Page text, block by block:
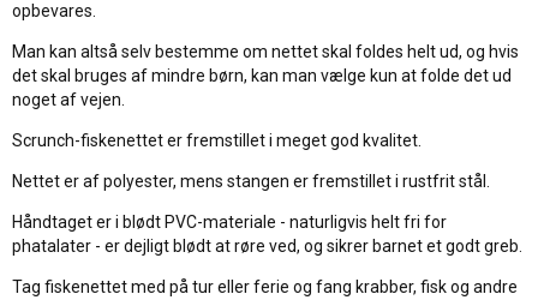
opbevares.
Man kan altså selv bestemme om nettet skal foldes helt ud, og hvis
det skal bruges af mindre børn, kan man vælge kun at folde det ud
noget af vejen.
Scrunch-fiskenettet er fremstillet i meget god kvalitet.
Nettet er af polyester, mens stangen er fremstillet i rustfrit stål.
Håndtaget er i blødt PVC-materiale - naturligvis helt fri for
phatalater - er dejligt blødt at røre ved, og sikrer barnet et godt greb.
Tag fiskenettet med på tur eller ferie og fang krabber, fisk og andre